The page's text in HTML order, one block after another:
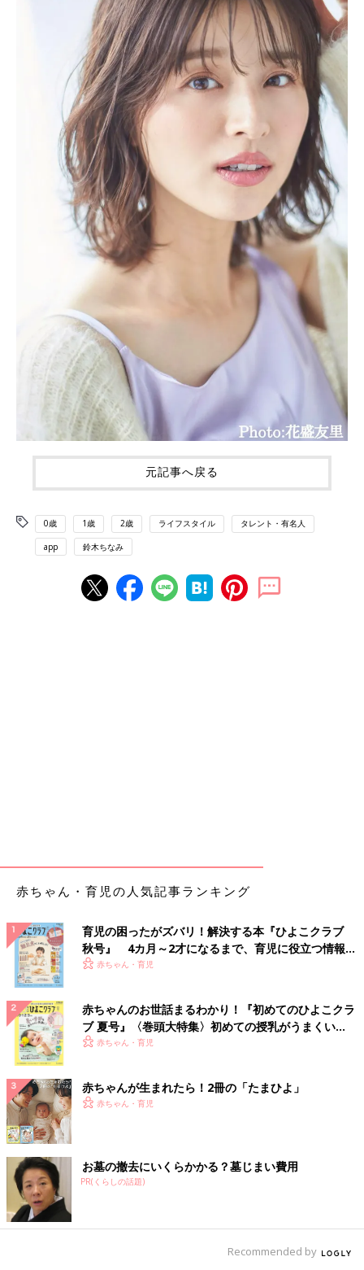
元記事へ戻る
0歳 1歳 2歳 ライフスタイル タレント・有名人
app 鈴木ちなみ
赤ちゃん・育児の人気記事ランキング
育児の困ったがズバリ！解決する本『ひよこクラブ
秋号』 4カ月～2才になるまで、育児に役立つ情報が
いっぱい！
赤ちゃん・育児
赤ちゃんのお世話まるわかり！『初めてのひよこクラ
ブ 夏号』〈巻頭大特集〉初めての授乳がうまくい
く！ おっぱい・ミルクの基本と夏のトラブル 解決テ
赤ちゃん・育児
赤ちゃんが生まれたら！2冊の「たまひよ」
赤ちゃん・育児
お墓の撤去にいくらかかる？墓じまい費用
PR(くらしの話題)
Recommended by